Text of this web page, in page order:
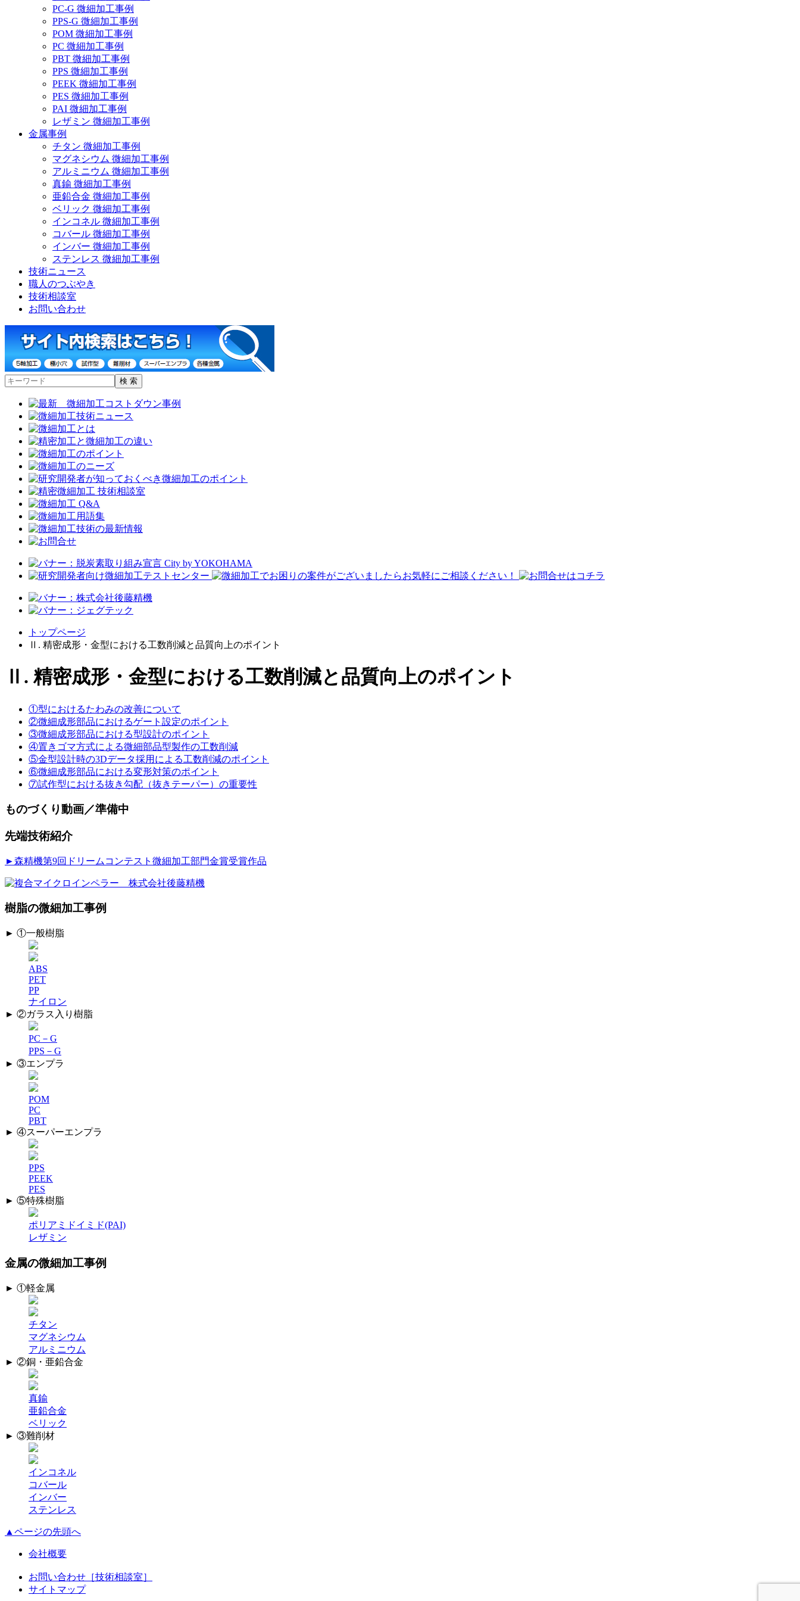
PC-G 微細加工事例
PPS-G 微細加工事例
POM 微細加工事例
PC 微細加工事例
PBT 微細加工事例
PPS 微細加工事例
PEEK 微細加工事例
PES 微細加工事例
PAI 微細加工事例
レザミン 微細加工事例
金属事例
チタン 微細加工事例
マグネシウム 微細加工事例
アルミニウム 微細加工事例
真鍮 微細加工事例
亜鉛合金 微細加工事例
ベリック 微細加工事例
インコネル 微細加工事例
コバール 微細加工事例
インバー 微細加工事例
ステンレス 微細加工事例
技術ニュース
職人のつぶやき
技術相談室
お問い合わせ
トップページ
Ⅱ. 精密成形・金型における工数削減と品質向上のポイント
Ⅱ. 精密成形・金型における工数削減と品質向上のポイント
①型におけるたわみの改善について
②微細成形部品におけるゲート設定のポイント
③微細成形部品における型設計のポイント
④置きゴマ方式による微細部品型製作の工数削減
⑤金型設計時の3Dデータ採用による工数削減のポイント
⑥微細成形部品における変形対策のポイント
⑦試作型における抜き勾配（抜きテーパー）の重要性
ものづくり動画／準備中
先端技術紹介
►森精機第9回ドリームコンテスト微細加工部門金賞受賞作品
樹脂の微細加工事例
► ①一般樹脂
ABS
PET
PP
ナイロン
► ②ガラス入り樹脂
PC－G
PPS－G
► ③エンプラ
POM
PC
PBT
► ④スーパーエンプラ
PPS
PEEK
PES
► ⑤特殊樹脂
ポリアミドイミド(PAI)
レザミン
金属の微細加工事例
► ①軽金属
チタン
マグネシウム
アルミニウム
► ②銅・亜鉛合金
真鍮
亜鉛合金
ベリック
► ③難削材
インコネル
コバール
インバー
ステンレス
▲ページの先頭へ
会社概要
お問い合わせ［技術相談室］
サイトマップ